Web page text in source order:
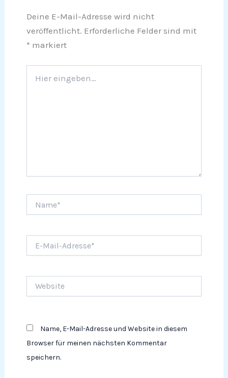
Deine E-Mail-Adresse wird nicht
veröffentlicht. Erforderliche Felder sind mit
* markiert
eingeben…
Mail-
Name, E-Mail-Adresse und Website in diesem
Browser für meinen nächsten Kommentar
speichern.